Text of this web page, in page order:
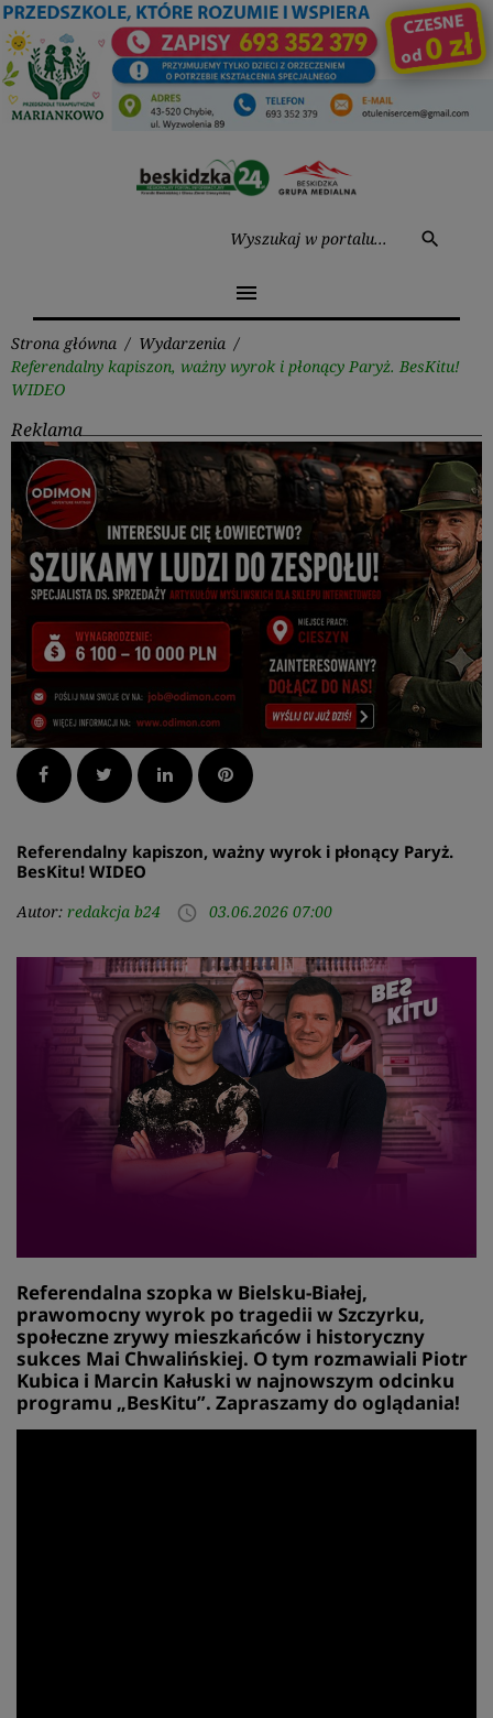
Przejdź
do
treści
search
menu
Strona główna / Wydarzenia /
Referendalny kapiszon, ważny wyrok i płonący Paryż. BesKitu!
WIDEO
Reklama
Facebook Twitter LinkedInPinterest
Referendalny kapiszon, ważny wyrok i płonący Paryż.
BesKitu! WIDEO
Autor: redakcja b24 access_time 03.06.2026 07:00
Referendalna szopka w Bielsku-Białej,
prawomocny wyrok po tragedii w Szczyrku,
społeczne zrywy mieszkańców i historyczny
sukces Mai Chwalińskiej. O tym rozmawiali Piotr
Kubica i Marcin Kałuski w najnowszym odcinku
programu „BesKitu”. Zapraszamy do oglądania!